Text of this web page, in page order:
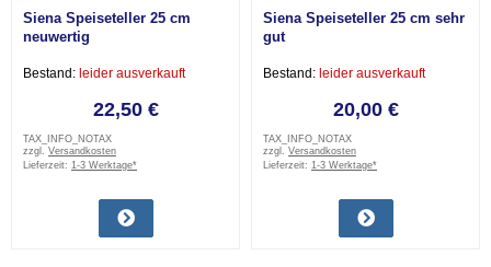
Siena Speiseteller 25 cm
neuwertig
Bestand: leider ausverkauft
22,50 €
TAX_INFO_NOTAX
zzgl. Versandkosten
Lieferzeit: 1-3 Werktage*
Siena Speiseteller 25 cm sehr
gut
Bestand: leider ausverkauft
20,00 €
TAX_INFO_NOTAX
zzgl. Versandkosten
Lieferzeit: 1-3 Werktage*